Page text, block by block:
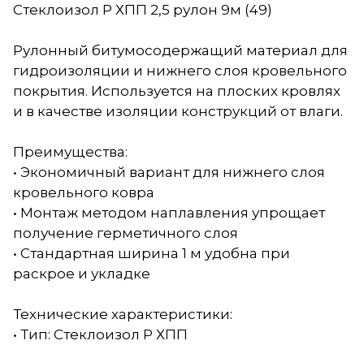
Стеклоизол Р ХПП 2,5 рулон 9м (49)
Рулонный битумосодержащий материал для
гидроизоляции и нижнего слоя кровельного
покрытия. Используется на плоских кровлях
и в качестве изоляции конструкций от влаги.
Преимущества:
• Экономичный вариант для нижнего слоя
кровельного ковра
• Монтаж методом наплавления упрощает
получение герметичного слоя
• Стандартная ширина 1 м удобна при
раскрое и укладке
Технические характеристики:
• Тип: Стеклоизол Р ХПП